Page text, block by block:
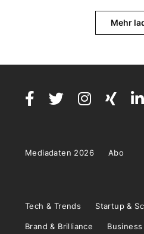
Mehr
Mediadaten 2026 Abo
Tech & Trends Startup &
Brand & Brilliance